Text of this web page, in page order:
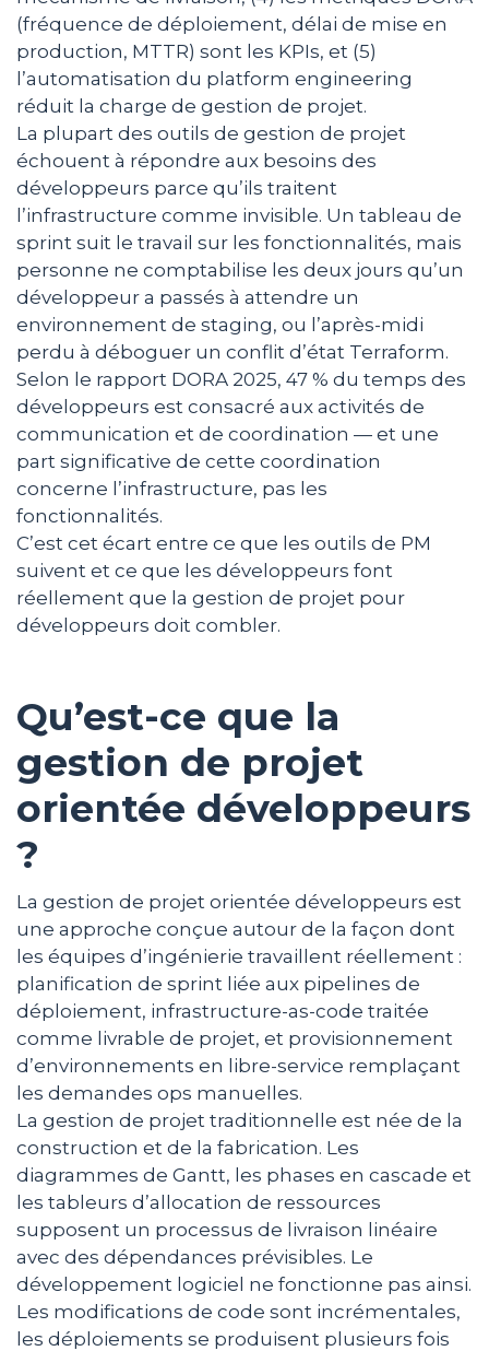
(fréquence de déploiement, délai de mise en
production, MTTR) sont les KPIs, et (5)
l’automatisation du platform engineering
réduit la charge de gestion de projet.
La plupart des outils de gestion de projet
échouent à répondre aux besoins des
développeurs parce qu’ils traitent
l’infrastructure comme invisible. Un tableau de
sprint suit le travail sur les fonctionnalités, mais
personne ne comptabilise les deux jours qu’un
développeur a passés à attendre un
environnement de staging, ou l’après-midi
perdu à déboguer un conflit d’état Terraform.
Selon le rapport DORA 2025, 47 % du temps des
développeurs est consacré aux activités de
communication et de coordination — et une
part significative de cette coordination
concerne l’infrastructure, pas les
fonctionnalités.
C’est cet écart entre ce que les outils de PM
suivent et ce que les développeurs font
réellement que la gestion de projet pour
développeurs doit combler.
Qu’est-ce que la
gestion de projet
orientée développeurs
?
La gestion de projet orientée développeurs est
une approche conçue autour de la façon dont
les équipes d’ingénierie travaillent réellement :
planification de sprint liée aux pipelines de
déploiement, infrastructure-as-code traitée
comme livrable de projet, et provisionnement
d’environnements en libre-service remplaçant
les demandes ops manuelles.
La gestion de projet traditionnelle est née de la
construction et de la fabrication. Les
diagrammes de Gantt, les phases en cascade et
les tableurs d’allocation de ressources
supposent un processus de livraison linéaire
avec des dépendances prévisibles. Le
développement logiciel ne fonctionne pas ainsi.
Les modifications de code sont incrémentales,
les déploiements se produisent plusieurs fois